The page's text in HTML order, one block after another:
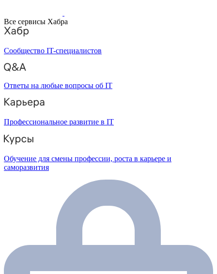
Все сервисы Хабра
Сообщество IT-специалистов
Ответы на любые вопросы об IT
Профессиональное развитие в IT
Обучение для смены профессии, роста в карьере и
саморазвития